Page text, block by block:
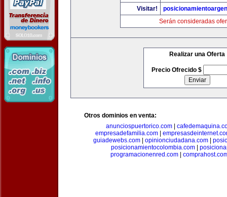
Visitar!
Serán consideradas
Realizar una Oferta
Precio Ofrecido $
Otros dominios en venta:
anunciospuertorico.com|
empresadefamilia.com
guiadewebs.com
opinionciudadana.com
posicionamientocolombia.com|
programacionenred.com